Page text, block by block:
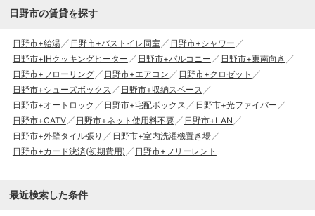
日野市の賃貸を探す
日野市+給湯 日野市+バストイレ同室
日野市+シャワー
日野市+IHクッキングヒーター
日野市+バルコニー
日野市+東南向き
日野市+フローリング
日野市+エアコン
日野市+クロゼット
日野市+シューズボックス
日野市+収納スペース
日野市+オートロック
日野市+宅配ボックス
日野市+光ファイバー
日野市+CATV
日野市+ネット使用料不要
日野市+LAN
日野市+外壁タイル張り
日野市+室内洗濯機置き場
日野市+カード決済(初期費用)
日野市+フリーレント
最近検索した条件